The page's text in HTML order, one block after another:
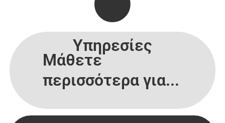
Υπηρεσίες
Μάθετε
περισσότερα για...